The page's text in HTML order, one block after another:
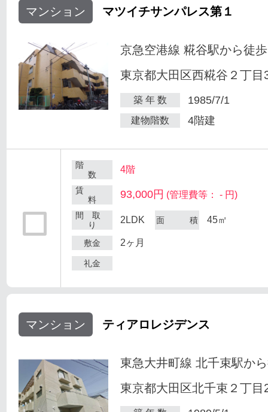
マンション マツイチサンパレス第１
京急空港線 糀谷駅から徒
東京都大田区西糀谷２丁目
築 年 数 1985/7/1
建物階数 4階建
階
数
4階
賃
料
93,000円 (管理費等： - 円)
間 取
り
2LDK 面 積 45㎡
敷金 2ヶ月
礼金
マンション ティアロレジデンス
東急大井町線 北千束駅か
東京都大田区北千束２丁目